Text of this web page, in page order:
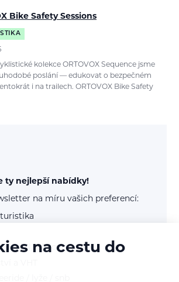
Bike Safety Sessions
kolekce ORTOVOX Sequence jsme
poslání — edukovat o bezpečném
i na trailech. ORTOVOX Bike Safety
ty nejlepší nabídky!
na míru vašich preferencí:
turistika
gravel, silnice)
a VHT
na cestu do